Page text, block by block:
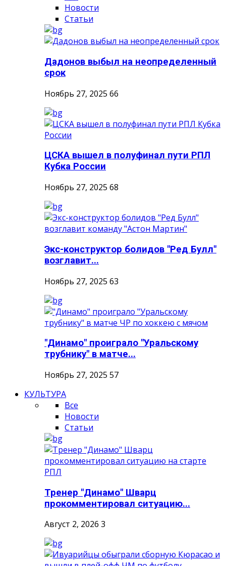
Новости
Статьи
Дадонов выбыл на неопределенный
срок
Ноябрь 27, 2025 66
ЦСКА вышел в полуфинал пути РПЛ
Кубка России
Ноябрь 27, 2025 68
Экс-конструктор болидов "Ред Булл"
возглавит...
Ноябрь 27, 2025 63
"Динамо" проиграло "Уральскому
трубнику" в матче...
Ноябрь 27, 2025 57
КУЛЬТУРА
Все
Новости
Статьи
Тренер "Динамо" Шварц
прокомментировал ситуацию...
Август 2, 2026 3